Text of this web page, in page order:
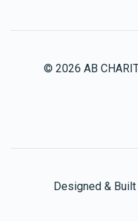
© 2026 AB
Designed &